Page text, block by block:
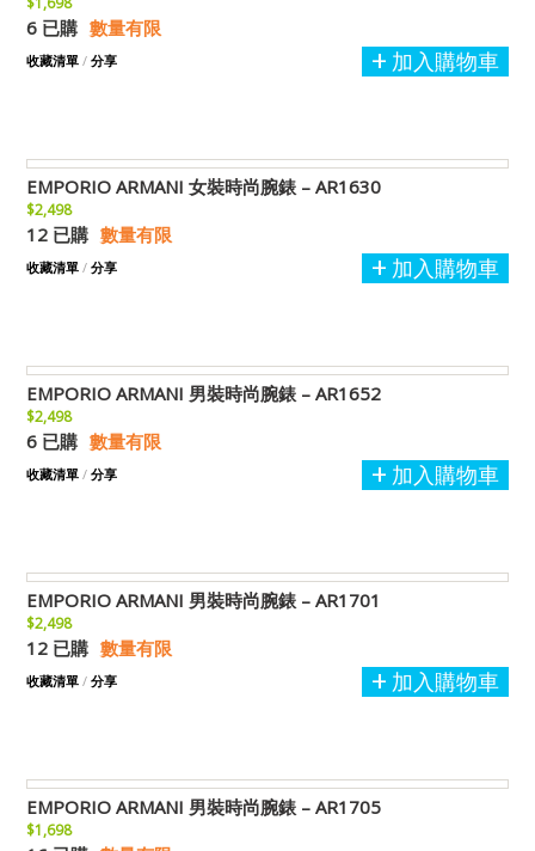
6 已購 數量有限
加入購物車
收藏清單 / 分享
EMPORIO ARMANI 女裝時尚腕錶 – AR1630
$2,498
12 已購 數量有限
加入購物車
收藏清單 / 分享
EMPORIO ARMANI 男裝時尚腕錶 – AR1652
$2,498
6 已購 數量有限
加入購物車
收藏清單 / 分享
EMPORIO ARMANI 男裝時尚腕錶 – AR1701
$2,498
12 已購 數量有限
加入購物車
收藏清單 / 分享
EMPORIO ARMANI 男裝時尚腕錶 – AR1705
$1,698